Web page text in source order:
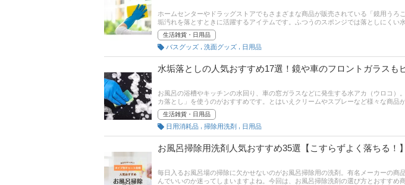
ホームセンターやドラッグストアでもさまざまな商品が販売されている「鏡用うろ
垢汚れを落とすときに活躍するアイテムです。ふつうのスポンジでは落としにくい
ッキリと鏡の輝きを取り戻すことができます。最近では、ダイソーやセリアなどの
れではうまく落とせないこともありますよね。この記事では、鏡用うろこ落としの
る診断チャート、おすすめの商品をご紹介します。お掃除のプロが愛用する商品も
にしてみてください。
生活雑貨・日用品
バスグッズ
洗面グッズ 日用品
水垢落としの人気おすすめ17選！鏡や車のフロントガラスも
お風呂の浴槽やキッチンの水回り、車の窓ガラスなどに発生する水アカ（ウロコ）
カ落とし」を使うのがおすすめです。とはいえクリームやスプレーなど様々な商品
まう方も多いのではないでしょうか。そこでこの記事ではお掃除コンシェルジュか
しの選び方とおすすめの商品をご紹介！頑固な水垢も落とせるものから、研磨剤の
としまでピックアップしています。記事後半には比較一覧表、通販サイトにおける
売れ筋や口コミもチェックして最強の水垢落としを見つけましょう。
生活雑貨・日用品
日用消耗品
掃除用洗剤 日用品
お風呂掃除用洗剤人気おすすめ35選【こすらずよく落ちる！
毎日入るお風呂場の掃除に欠かせないのがお風呂掃除用の洗剤。有名メーカーの商
んでいいのか迷ってしまいますよね。今回は、お風呂掃除洗剤の選び方とおすすめ